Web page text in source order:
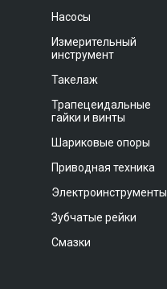
Насосы
Измерительный
инструмент
Такелаж
Трапецеидальные
гайки и винты
Шариковые опоры
Приводная техника
Электроинструменты
Зубчатые рейки
Смазки